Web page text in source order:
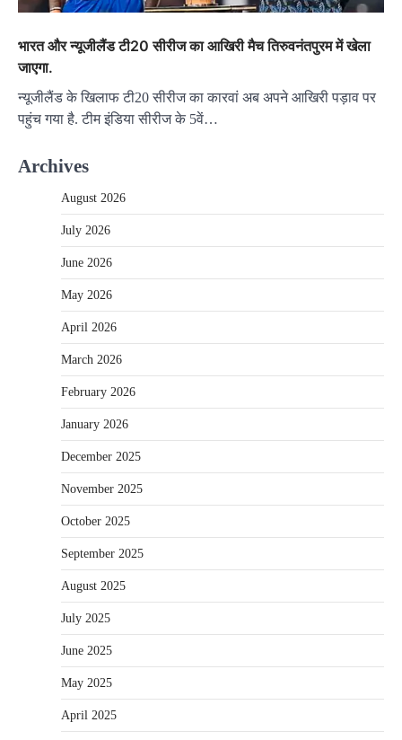
भारत और न्यूजीलैंड टी20 सीरीज का आखिरी मैच तिरुवनंतपुरम में खेला
जाएगा.
न्यूजीलैंड के खिलाफ टी20 सीरीज का कारवां अब अपने आखिरी पड़ाव पर
पहुंच गया है. टीम इंडिया सीरीज के 5वें…
Archives
August 2026
July 2026
June 2026
May 2026
April 2026
March 2026
February 2026
January 2026
December 2025
November 2025
October 2025
September 2025
August 2025
July 2025
June 2025
May 2025
April 2025